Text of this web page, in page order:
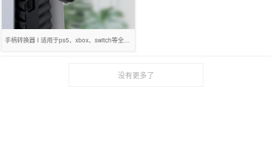
手柄转换器 I 适用于ps5、xbox、switch等全平台
没有更多了